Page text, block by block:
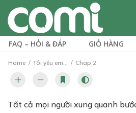
FAQ – HỎI & ĐÁP GIỎ HÀNG
Home Tôi yêu em... Chap 2
Tất cả mọi người xung quanh